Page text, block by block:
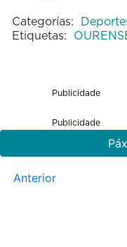
Categorías:
Etiquetas:
Publicidade
Publicidade
Anterior